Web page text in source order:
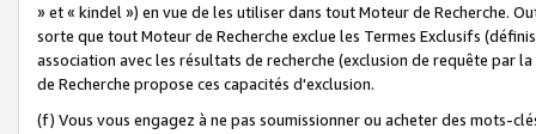
» et « kindel ») en vue de les utiliser dans tout Moteur de Recherche.
sorte que tout Moteur de Recherche exclue les Termes Exclusifs
association avec les résultats de recherche (exclusion de requête
de Recherche propose ces capacités d'exclusion.
(f) Vous vous engagez à ne pas soumissionner ou acheter des mots-